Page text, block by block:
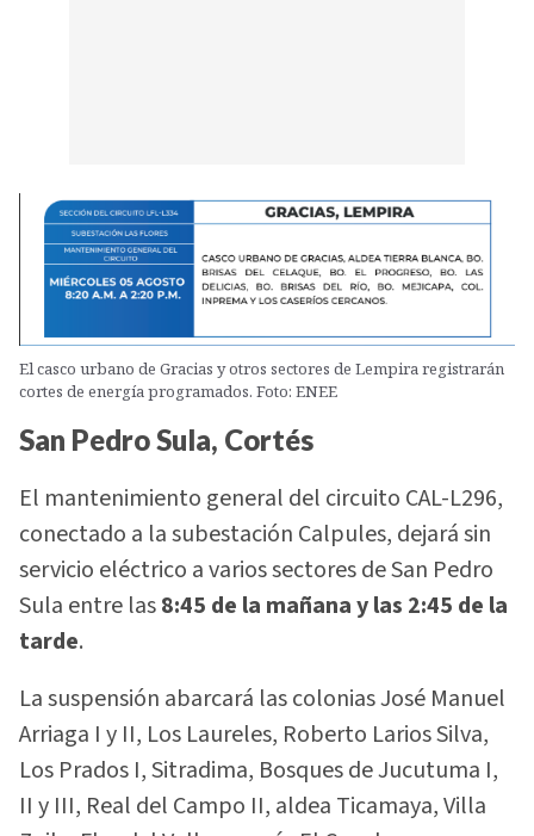
El casco urbano de Gracias y otros sectores de Lempira registrarán
cortes de energía programados. Foto: ENEE
San Pedro Sula, Cortés
El mantenimiento general del circuito CAL-L296,
conectado a la subestación Calpules, dejará sin
servicio eléctrico a varios sectores de San Pedro
Sula entre las8:45 de la mañana y las 2:45 de la
tarde.
La suspensión abarcará las colonias José Manuel
Arriaga I y II, Los Laureles, Roberto Larios Silva,
Los Prados I, Sitradima, Bosques de Jucutuma I,
II y III, Real del Campo II, aldea Ticamaya, Villa